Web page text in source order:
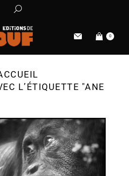
0
L’ÉTIQUETTE